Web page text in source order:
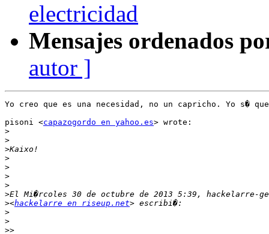
electricidad
Mensajes ordenados
autor ]
Yo creo que es una necesidad, no un capricho. Yo s�
pisoni <capazogordo en yahoo.es> wrote:
>
>
>
>
>
>
>
>
><hackelarre en riseup.net
>
>
>>